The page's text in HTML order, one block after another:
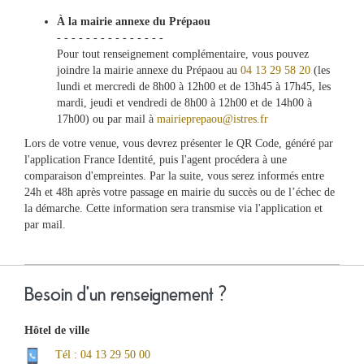
À la mairie annexe du Prépaou
- - - - - - - - - - - - - - -
Pour tout renseignement complémentaire, vous pouvez
joindre la mairie annexe du Prépaou au 04 13 29 58 20 (les
lundi et mercredi de 8h00 à 12h00 et de 13h45 à 17h45, les
mardi, jeudi et vendredi de 8h00 à 12h00 et de 14h00 à
17h00) ou par mail à mairieprepaou@istres.fr
Lors de votre venue, vous devrez présenter le QR Code, généré par
l'application France Identité, puis l'agent procédera à une
comparaison d'empreintes. Par la suite, vous serez informés entre
24h et 48h après votre passage en mairie du succès ou de l’échec de
la démarche. Cette information sera transmise via l'application et
par mail.
Besoin d'un renseignement ?
Hôtel de ville
Tél : 04 13 29 50 00